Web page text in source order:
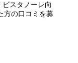
スタノーレ向
方の口コミを募